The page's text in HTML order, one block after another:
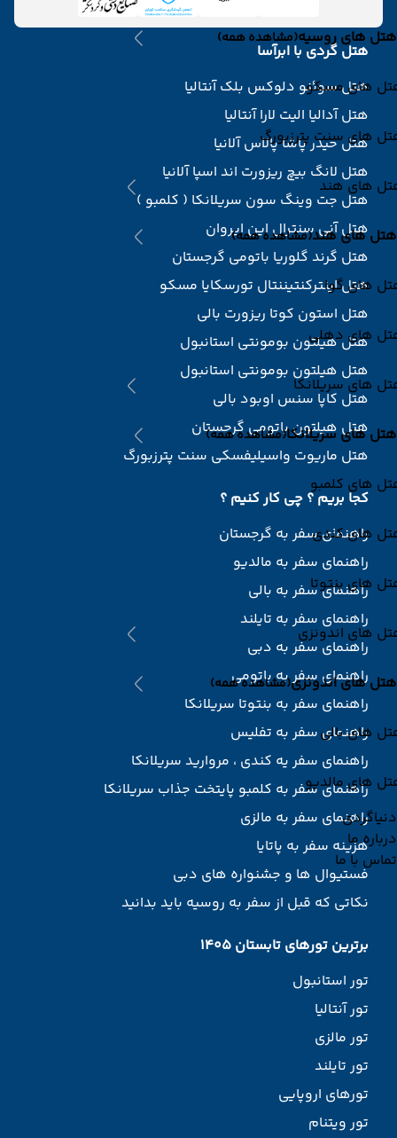
هتل های روسیه(مشاهده همه)
های مسکو
های سنت پترزبورگ
های هند
هتل های هند(مشاهده همه)
های گوا
های دهلی
های سریلانکا
هتل های سریلانکا(مشاهده همه)
های کلمبو
های کندی
های بنتوتا
های اندونزی
هتل های اندونزی(مشاهده همه)
های بالی
های مالدیو
دنیاگردی
درباره ما
تماس با ما
هتل گردی با ابرآسا
هتل سوئنو دلوکس بلک آنتالیا
هتل آدالیا الیت لارا آنتالیا
هتل حیدر پاشا پالاس آلانیا
هتل لانگ بیچ ریزورت اند اسپا آلانیا
هتل جت وینگ سون سریلانکا ( کلمبو )
هتل آنی سنترال این ایروان
هتل گرند گلوریا باتومی گرجستان
هتل اینترکنتیننتال تورسکایا مسکو
هتل استون کوتا ریزورت بالی
هتل هیلتون بومونتی استانبول
هتل هیلتون بومونتی استانبول
هتل کاپا سنس اوبود بالی
هتل هیلتون باتومی گرجستان
هتل ماریوت واسیلیفسکی سنت پترزبورگ
کجا بریم ؟ چی کار کنیم ؟
راهنمای سفر به گرجستان
راهنمای سفر به مالدیو
راهنمای سفر به بالی
راهنمای سفر به تایلند
راهنمای سفر به دبی
راهنمای سفر به باتومی
راهنمای سفر به بنتوتا سریلانکا
راهنمای سفر به تفلیس
راهنمای سفر یه کندی ، مروارید سریلانکا
راهنمای سفر به کلمبو پایتخت جذاب سریلانکا
راهنمای سفر به مالزی
هزینه سفر به پاتایا
فستیوال ها و جشنواره های دبی
نکاتی که قبل از سفر به روسیه باید بدانید
برترین تورهای تابستان 1405
تور استانبول
تور آنتالیا
تور مالزی
تور تایلند
تورهای اروپایی
تور ویتنام